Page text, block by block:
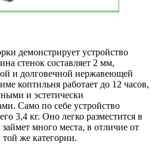
демонстрирует устройство
стенок составляет 2 мм,
и долговечной нержавеющей
коптильня работает до 12 часов,
и эстетически
Само по себе устройство
3,4 кг. Оно легко разместится в
много места, в отличие от
же категории.